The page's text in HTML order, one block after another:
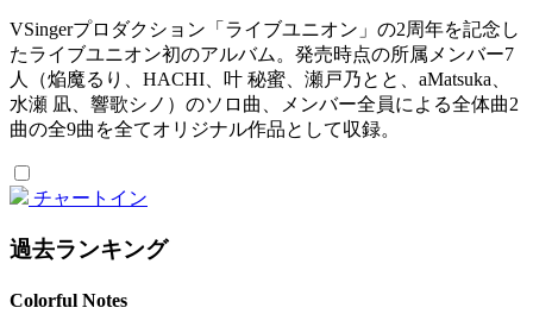
VSingerプロダクション「ライブユニオン」の2周年を記念し
たライブユニオン初のアルバム。発売時点の所属メンバー7
人（焔魔るり、HACHI、叶 秘蜜、瀬戸乃とと、aMatsuka、
水瀬 凪、響歌シノ）のソロ曲、メンバー全員による全体曲2
曲の全9曲を全てオリジナル作品として収録。
チャートイン
過去ランキング
Colorful Notes